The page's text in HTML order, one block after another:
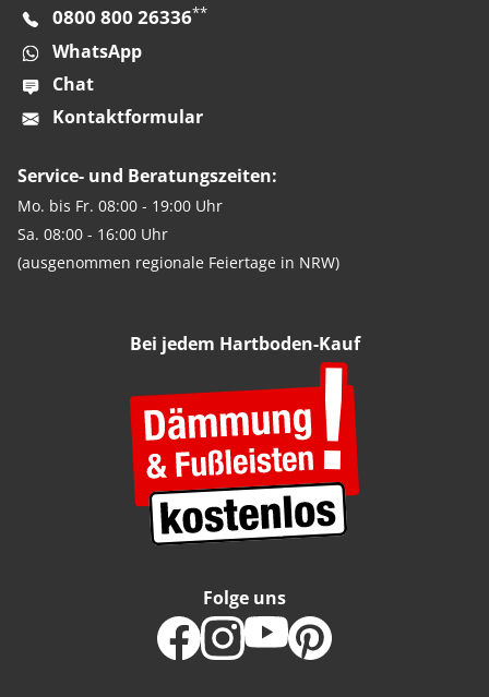
0800 800 26336**
WhatsApp
Chat
Kontaktformular
Service- und Beratungszeiten:
Mo. bis Fr. 08:00 - 19:00 Uhr
Sa. 08:00 - 16:00 Uhr
(ausgenommen regionale Feiertage in NRW)
Bei jedem Hartboden-Kauf
Folge uns